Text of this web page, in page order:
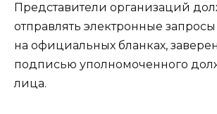
Представители организаций
отправлять электронные
на официальных бланках,
подписью уполномоченного
лица.